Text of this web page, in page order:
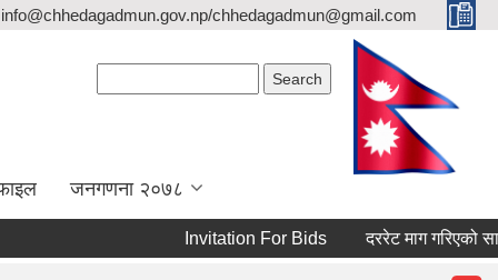
info@chhedagadmun.gov.np/chhedagadmun@gmail.com
जनगणना २०७८
Invitation For Bids दररेट माग गरिएको